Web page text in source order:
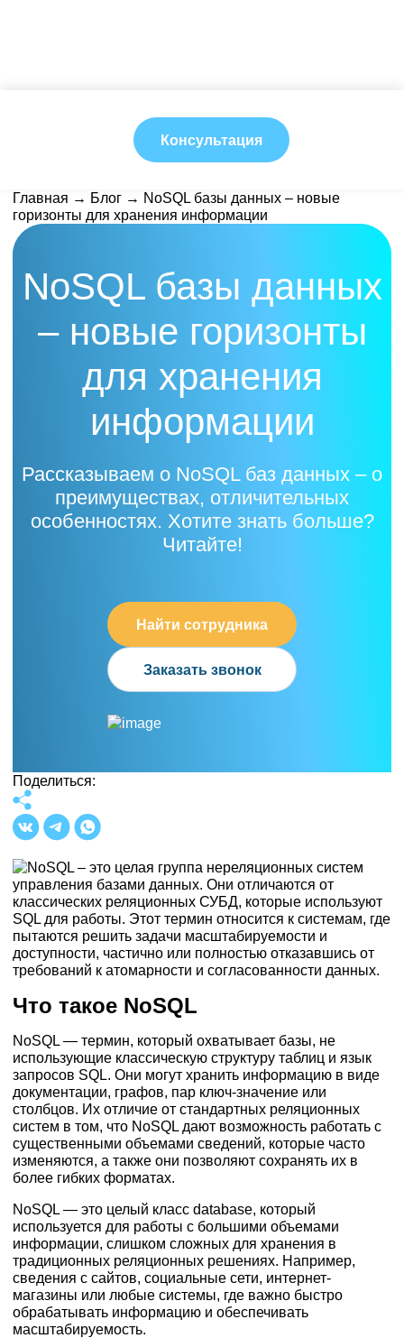
Консультация
Главная → Блог → NoSQL базы данных – новые
горизонты для хранения информации
NoSQL базы данных
– новые горизонты
для хранения
информации
Рассказываем о NoSQL баз данных – о
преимуществах, отличительных
особенностях. Хотите знать больше?
Читайте!
Найти сотрудника
Заказать звонок
Поделиться:
NoSQL – это целая группа нереляционных систем
управления базами данных. Они отличаются от
классических реляционных СУБД, которые используют
SQL для работы. Этот термин относится к системам, где
пытаются решить задачи масштабируемости и
доступности, частично или полностью отказавшись от
требований к атомарности и согласованности данных.
Что такое NoSQL
NoSQL — термин, который охватывает базы, не
использующие классическую структуру таблиц и язык
запросов SQL. Они могут хранить информацию в виде
документации, графов, пар ключ-значение или
столбцов. Их отличие от стандартных реляционных
систем в том, что NoSQL дают возможность работать с
существенными объемами сведений, которые часто
изменяются, а также они позволяют сохранять их в
более гибких форматах.
NoSQL — это целый класс database, который
используется для работы с большими объемами
информации, слишком сложных для хранения в
традиционных реляционных решениях. Например,
сведения с сайтов, социальные сети, интернет-
магазины или любые системы, где важно быстро
обрабатывать информацию и обеспечивать
масштабируемость.